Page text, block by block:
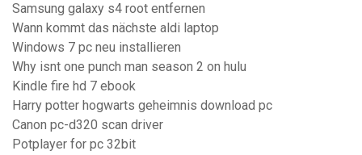
Samsung galaxy s4 root entfernen
Wann kommt das nächste aldi laptop
Windows 7 pc neu installieren
Why isnt one punch man season 2 on hulu
Kindle fire hd 7 ebook
Harry potter hogwarts geheimnis download pc
Canon pc-d320 scan driver
Potplayer for pc 32bit